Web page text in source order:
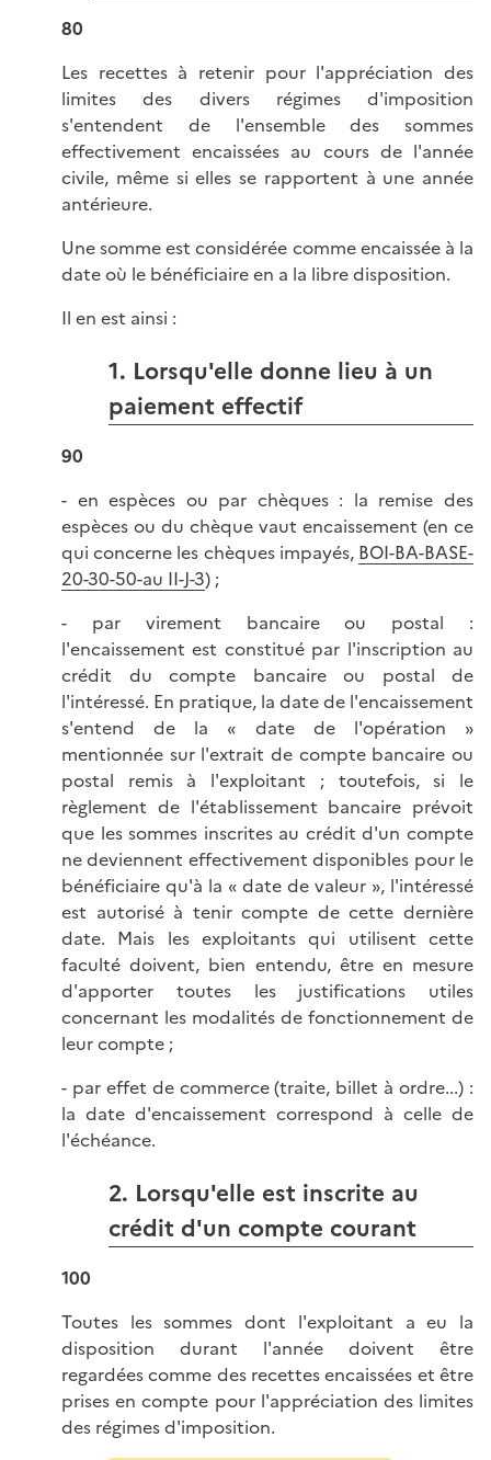
80
Les recettes à retenir pour l'appréciation des
limites des divers régimes d'imposition
s'entendent de l'ensemble des sommes
effectivement encaissées au cours de l'année
civile, même si elles se rapportent à une année
antérieure.
Une somme est considérée comme encaissée à la
date où le bénéficiaire en a la libre disposition.
Il en est ainsi :
1. Lorsqu'elle donne lieu à un
paiement effectif
90
- en espèces ou par chèques : la remise des
espèces ou du chèque vaut encaissement (en ce
qui concerne les chèques impayés, BOI-BA-BASE-
20-30-50-au II-J-3) ;
- par virement bancaire ou postal :
l'encaissement est constitué par l'inscription au
crédit du compte bancaire ou postal de
l'intéressé. En pratique, la date de l'encaissement
s'entend de la « date de l'opération »
mentionnée sur l'extrait de compte bancaire ou
postal remis à l'exploitant ; toutefois, si le
règlement de l'établissement bancaire prévoit
que les sommes inscrites au crédit d'un compte
ne deviennent effectivement disponibles pour le
bénéficiaire qu'à la « date de valeur », l'intéressé
est autorisé à tenir compte de cette dernière
date. Mais les exploitants qui utilisent cette
faculté doivent, bien entendu, être en mesure
d'apporter toutes les justifications utiles
concernant les modalités de fonctionnement de
leur compte ;
- par effet de commerce (traite, billet à ordre...) :
la date d'encaissement correspond à celle de
l'échéance.
2. Lorsqu'elle est inscrite au
crédit d'un compte courant
100
Toutes les sommes dont l'exploitant a eu la
disposition durant l'année doivent être
regardées comme des recettes encaissées et être
prises en compte pour l'appréciation des limites
des régimes d'imposition.